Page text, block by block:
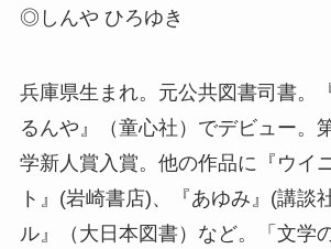
◎しんや ひろゆき
兵庫県生まれ。元公共図書司書。
るんや』（童心社）でデビュー。
学新人賞入賞。他の作品に『ウイ
ト』(岩崎書店)、『あゆみ』(講談
ル』（大日本図書）など。「文学